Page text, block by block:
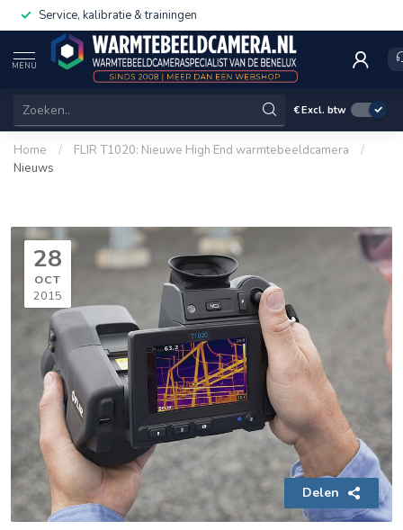
Service, kalibratie & trainingen
MENU
€Excl. btw
Home / FLIR T1020: Nieuwe High End warmtebeeldcamera
/
Nieuws
28
OCT
2015
Delen